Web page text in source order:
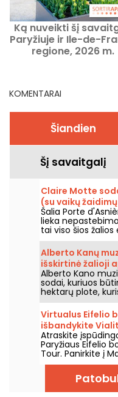
Ką nuveikti šį
Paryžiuje ir Ile-de-
regione, 2026 m.
KOMENTARAI
Šiandien
Šį savaitgalį
Claire Motte
(su vaikų
Paryžiaus rajone.
Šalia Porte
lieka
tai viso šios
vietą, kur atgauti
Alberto Kanų
išskirtinė žalioji
vartų
Alberto Kano
sodai, kuriuos
hektarų plote,
vaizdingas
sodas ir kaimas,
prancūziškas
permaina.
Virtualus Eifelio
išbandykite
ekskursijos gidą.
Atraskite
Paryžiaus Eifelio
Tour. Panirkite į
geležinės
1889 metais.
leidimas išėjo
turime jums